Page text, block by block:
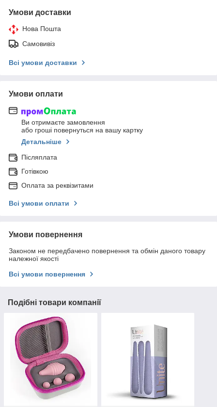
Умови доставки
Нова Пошта
Самовивіз
Всі умови доставки
Умови оплати
Ви отримаєте замовлення
або гроші повернуться на вашу картку
Детальніше
Післяплата
Готівкою
Оплата за реквізитами
Всі умови оплати
Умови повернення
Законом не передбачено повернення та обмін даного товару
належної якості
Всі умови повернення
Подібні товари компанії